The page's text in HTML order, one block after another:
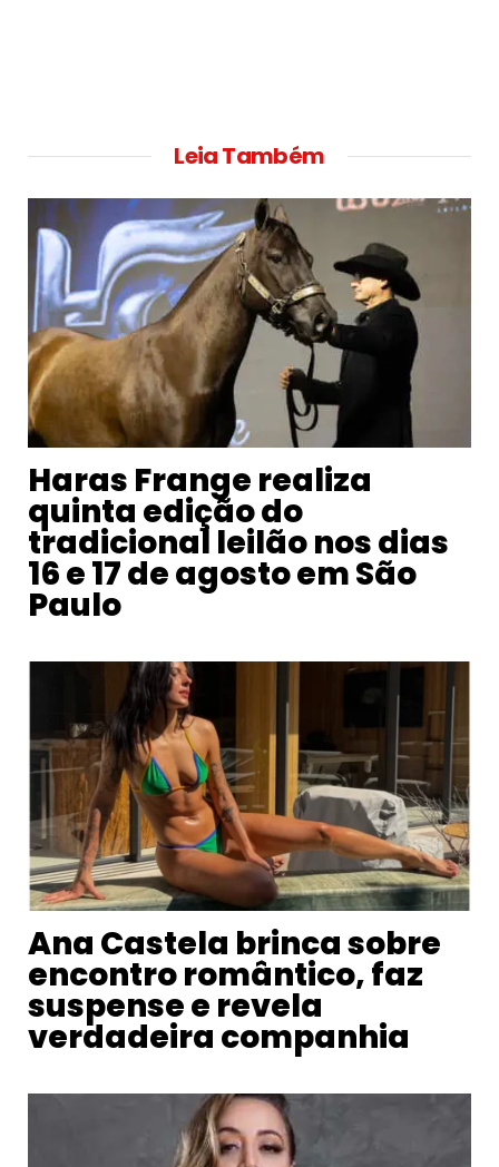
Leia Também
Haras Frange realiza
quinta edição do
tradicional leilão nos dias
16 e 17 de agosto em São
Paulo
Ana Castela brinca sobre
encontro romântico, faz
suspense e revela
verdadeira companhia